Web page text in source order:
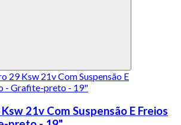
21v Com Suspensão E Freios